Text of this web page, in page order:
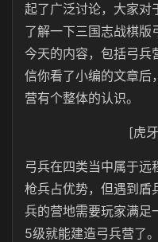
起了广泛讨论，大家对
了解一下三国志战棋版
今天的内容，包括弓兵
信你看了小编的文章后
营有个整体的认识。
[虎
弓兵在四类当中属于
枪兵占优势，但遇到盾
兵的营地需要玩家满足
5级就能建造弓兵营了